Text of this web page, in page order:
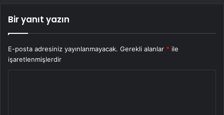
Bir yanıt yazın
E-posta adresiniz yayınlanmayacak. Gerekli alanlar * ile
işaretlenmişlerdir